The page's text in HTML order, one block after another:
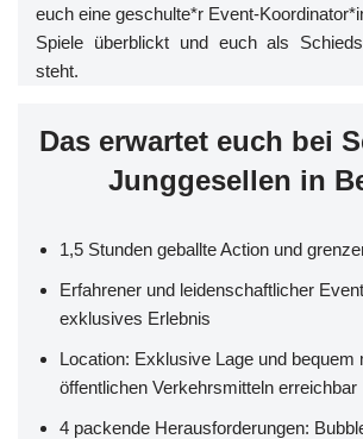
euch eine geschulte*r Event-
Spiele überblickt und euch als
steht.
Das erwartet euch bei
Junggesellen in
1,5 Stunden geballte Action und
Erfahrener und leidenschaftlicher
exklusives Erlebnis
Location: Exklusive Lage und bequem
öffentlichen Verkehrsmitteln erreichbar
4 packende Herausforderungen: